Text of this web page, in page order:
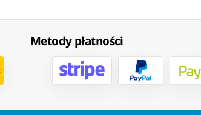
Metody płatności